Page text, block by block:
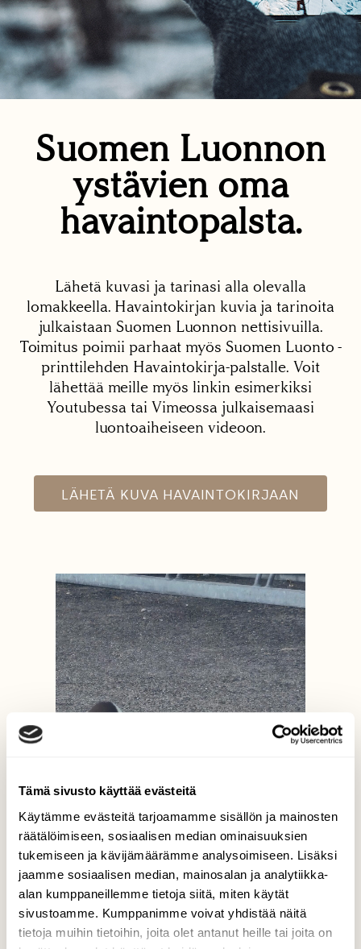
Tämä sivusto käyttää evästeitä
Käytämme evästeitä tarjoamamme sisällön ja mainosten
räätälöimiseen, sosiaalisen median ominaisuuksien
tukemiseen ja kävijämäärämme analysoimiseen. Lisäksi
jaamme sosiaalisen median, mainosalan ja analytiikka-
alan kumppaneillemme tietoja siitä, miten käytät
sivustoamme. Kumppanimme voivat yhdistää näitä
tietoja muihin tietoihin, joita olet antanut heille tai joita on
Suomen Luonnon
ystävien oma
havaintopalsta.
Lähetä kuvasi ja tarinasi alla olevalla
lomakkeella. Havaintokirjan kuvia ja tarinoita
julkaistaan Suomen Luonnon nettisivuilla.
Toimitus poimii parhaat myös Suomen Luonto -
printtilehden Havaintokirja-palstalle. Voit
lähettää meille myös linkin esimerkiksi
Youtubessa tai Vimeossa julkaisemaasi
luontoaiheiseen videoon.
LÄHETÄ KUVA HAVAINTOKIRJAAN